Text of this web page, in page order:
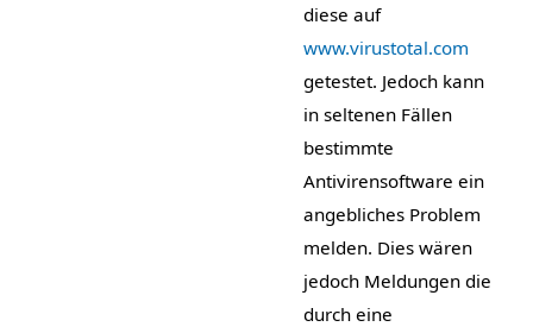
diese auf
www.virustotal.com
getestet. Jedoch kann
in seltenen Fällen
bestimmte
Antivirensoftware ein
angebliches Problem
melden. Dies wären
jedoch Meldungen die
durch eine